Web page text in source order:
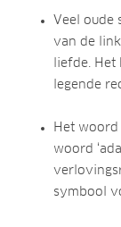
Veel oude
van de
liefde.
legende
Het woord
woord
symbool